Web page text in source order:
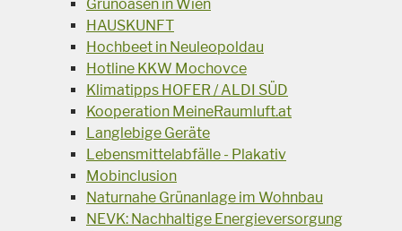
Grünoasen in Wien
HAUSKUNFT
Hochbeet in Neuleopoldau
Hotline KKW Mochovce
Klimatipps HOFER / ALDI SÜD
Kooperation MeineRaumluft.at
Langlebige Geräte
Lebensmittelabfälle - Plakativ
Mobinclusion
Naturnahe Grünanlage im Wohnbau
NEVK: Nachhaltige Energieversorgung